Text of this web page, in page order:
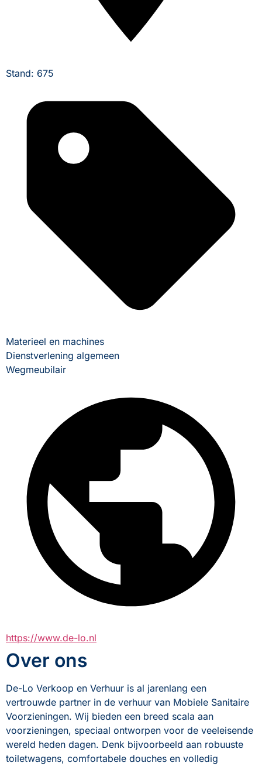
Stand: 675
Materieel en machines
Dienstverlening algemeen
Wegmeubilair
https://www.de-lo.nl
Over ons
De-Lo Verkoop en Verhuur is al jarenlang een
vertrouwde partner in de verhuur van Mobiele Sanitaire
Voorzieningen. Wij bieden een breed scala aan
voorzieningen, speciaal ontworpen voor de veeleisende
wereld heden dagen. Denk bijvoorbeeld aan robuuste
toiletwagens, comfortabele douches en volledig